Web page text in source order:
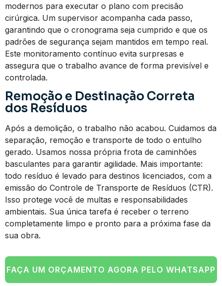
modernos para executar o plano com precisão
cirúrgica. Um supervisor acompanha cada passo,
garantindo que o cronograma seja cumprido e que os
padrões de segurança sejam mantidos em tempo real.
Este monitoramento contínuo evita surpresas e
assegura que o trabalho avance de forma previsível e
controlada.
Remoção e Destinação Correta
dos Resíduos
Após a demolição, o trabalho não acabou. Cuidamos da
separação, remoção e transporte de todo o entulho
gerado. Usamos nossa própria frota de caminhões
basculantes para garantir agilidade. Mais importante:
todo resíduo é levado para destinos licenciados, com a
emissão do Controle de Transporte de Resíduos (CTR).
Isso protege você de multas e responsabilidades
ambientais. Sua única tarefa é receber o terreno
completamente limpo e pronto para a próxima fase da
sua obra.
FAÇA UM ORÇAMENTO AGORA PELO WHATSAPP